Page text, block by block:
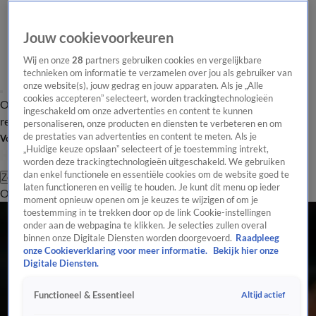
Overzicht Laatste nieuws Regionieuws Het beste van Hart
Tip de
redactie
Volg Hart van Nederland
Zoeken
OverzichtRegioUitzendingenWeerTip de redactiePanelVideo's
Jouw cookievoorkeuren
Wij en onze28 partners gebruiken cookies en vergelijkbare
technieken om informatie te verzamelen over jou als gebruiker van
onze website(s), jouw gedrag en jouw apparaten. Als je „Alle
cookies accepteren” selecteert, worden trackingtechnologieën
ingeschakeld om onze advertenties en content te kunnen
personaliseren, onze producten en diensten te verbeteren en om
de prestaties van advertenties en content te meten. Als je
„Huidige keuze opslaan” selecteert of je toestemming intrekt,
worden deze trackingtechnologieën uitgeschakeld. We gebruiken
dan enkel functionele en essentiële cookies om de website goed te
laten functioneren en veilig te houden. Je kunt dit menu op ieder
moment opnieuw openen om je keuzes te wijzigen of om je
toestemming in te trekken door op de link Cookie-instellingen
onder aan de webpagina te klikken. Je selecties zullen overal
binnen onze Digitale Diensten worden doorgevoerd. Raadpleeg
onze Cookieverklaring voor meer informatie.
Bekijk hier onze
Digitale Diensten.
Functioneel & Essentieel Altijd actief